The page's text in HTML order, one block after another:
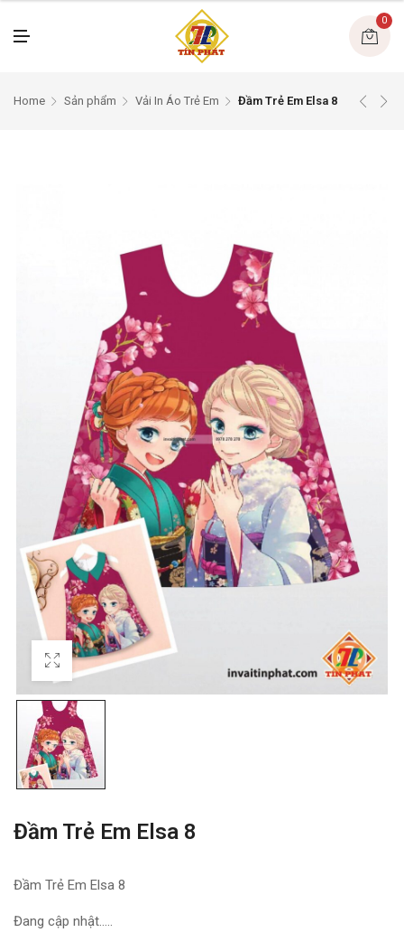
0
Home Sản phẩm Vải In Áo Trẻ Em Đầm Trẻ Em Elsa 8
Đầm Trẻ Em Elsa 8
Đầm Trẻ Em Elsa 8
Đang cập nhật…..